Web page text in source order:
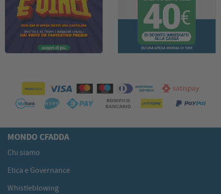
MONDO CFADDA
Chi siamo
Etica e Governance
Whistleblowing